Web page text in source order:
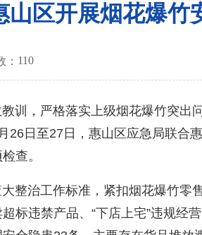
山区开展烟花爆竹
： 110
，严格落实上级烟花爆竹突出
26日至27日，惠山区应急局联合
查。
治工作标准，紧扣烟花爆竹零
标违禁产品、“下店上宅”违规经